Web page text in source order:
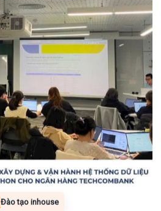
Đào tạo inhouse